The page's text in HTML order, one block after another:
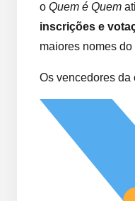
o Quem é Quem
inscrições e
maiores nomes do
Os vencedores da